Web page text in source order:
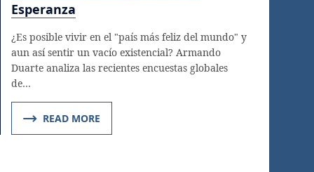
Esperanza
¿Es posible vivir en el "país más feliz del mundo" y
aun así sentir un vacío existencial? Armando
Duarte analiza las recientes encuestas globales
de…
READ MORE